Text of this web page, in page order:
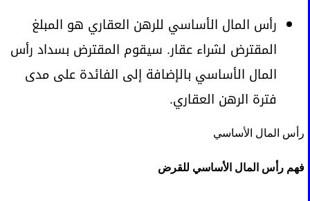
رأس المال الأساسي للرهن العقاري هو المبلغ
المقترض لشراء عقار. سيقوم المقترض بسداد رأس
المال الأساسي بالإضافة إلى الفائدة على مدى
فترة الرهن العقاري.
رأس المال الأساسي
فهم رأس المال الأساسي للقرض